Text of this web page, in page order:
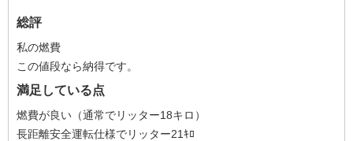
総評
私の燃費
この値段なら納得です。
満足している点
燃費が良い（通常でリッター18キロ）
長距離安全運転仕様でリッター21ｷﾛ